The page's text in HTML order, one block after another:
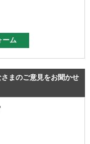
まのご意見をお聞かせ